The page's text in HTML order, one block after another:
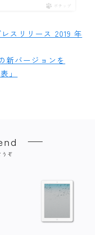
ポチップ
スリリース 2019 年
新バージョンを
」
うぞ